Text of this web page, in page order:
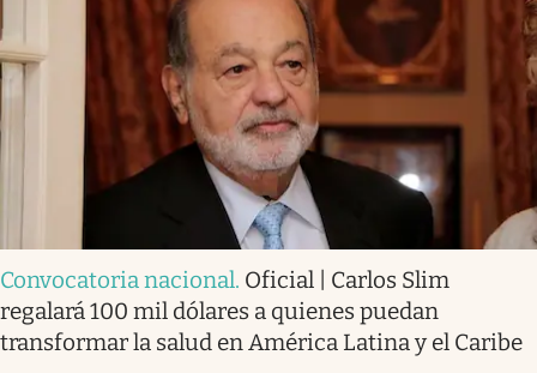
Convocatoria nacional. Oficial | Carlos Slim
regalará 100 mil dólares a quienes puedan
transformar la salud en América Latina y el Caribe